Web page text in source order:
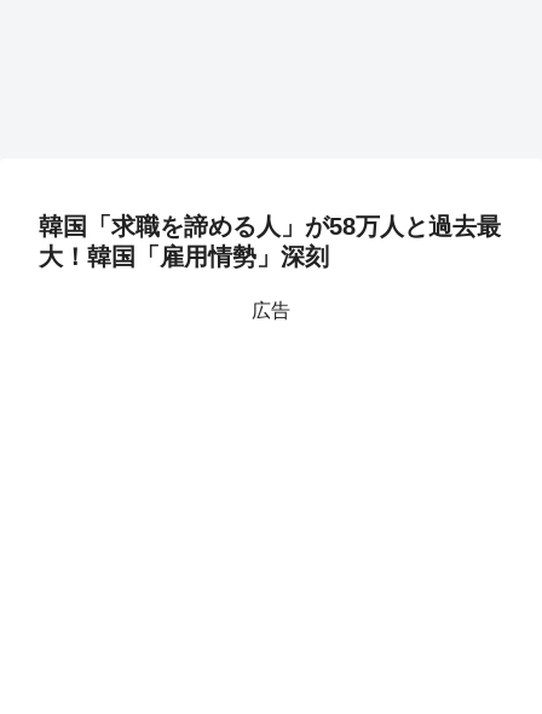
韓国「求職を諦める人」が58万人と過去最
大！韓国「雇用情勢」深刻
広告